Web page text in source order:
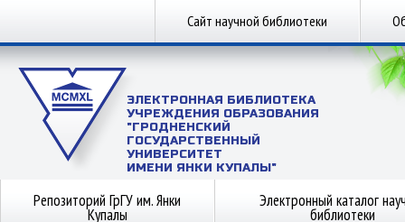
Сайт научной библиотеки
ЭЛЕКТРОННАЯ БИБЛИОТЕКА
УЧРЕЖДЕНИЯ ОБРАЗОВАНИЯ
"ГРОДНЕНСКИЙ
ГОСУДАРСТВЕННЫЙ
УНИВЕРСИТЕТ
ИМЕНИ ЯНКИ КУПАЛЫ"
Репозиторий ГрГУ им. Янки
Купалы
Электронный каталог
библиотеки